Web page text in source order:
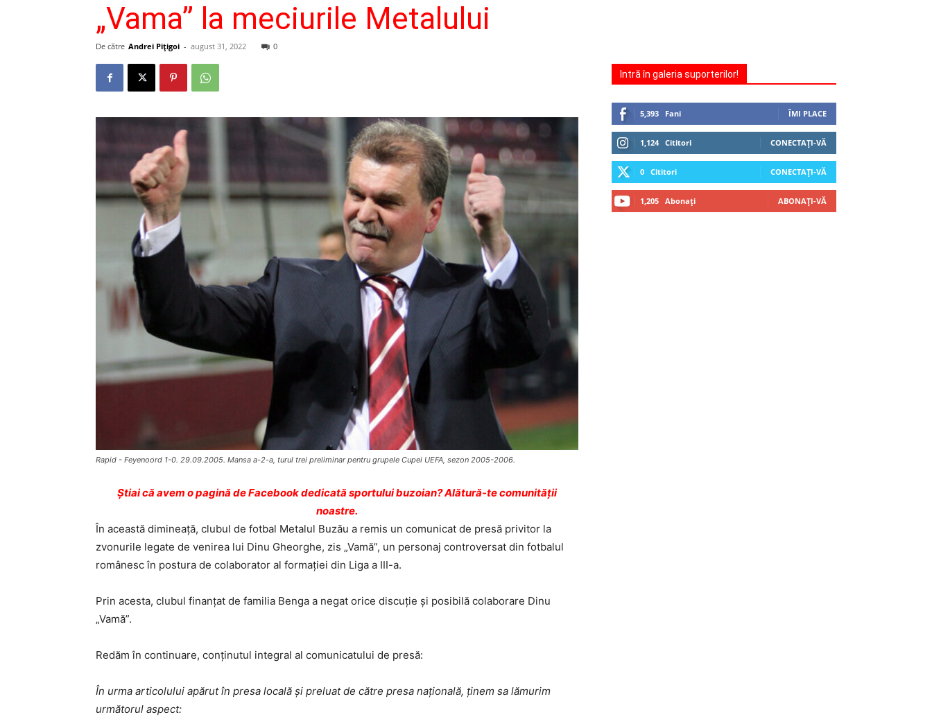
„Vama” la meciurile Metalului
De către Andrei Pițigoi - august 31, 2022 0
Rapid - Feyenoord 1-0. 29.09.2005. Mansa a-2-a, turul trei preliminar pentru grupele Cupei UEFA, sezon 2005-2006.
Ştiai că avem o pagină de Facebook dedicată sportului buzoian? Alătură-te comunității
noastre.
În această dimineaţă, clubul de fotbal Metalul Buzău a remis un comunicat de presă privitor la
zvonurile legate de venirea lui Dinu Gheorghe, zis „Vamă”, un personaj controversat din fotbalul
românesc în postura de colaborator al formaţiei din Liga a III-a.
Prin acesta, clubul finanţat de familia Benga a negat orice discuţie şi posibilă colaborare Dinu
„Vamă”.
Redăm în continuare, conţinutul integral al comunicatului de presă:
În urma articolului apărut în presa locală și preluat de către presa națională, ținem sa lămurim
următorul aspect:
Intră în galeria suporterilor!
5,393 Fani ÎMI PLACE
1,124 Cititori CONECTAȚI-VĂ
0 Cititori CONECTAȚI-VĂ
1,205 Abonați ABONAȚI-VĂ